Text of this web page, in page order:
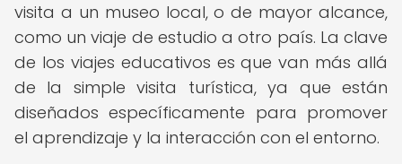
visita a un museo local, o de mayor alcance,
como un viaje de estudio a otro país. La clave
de los viajes educativos es que van más allá
de la simple visita turística, ya que están
diseñados específicamente para promover
el aprendizaje y la interacción con el entorno.